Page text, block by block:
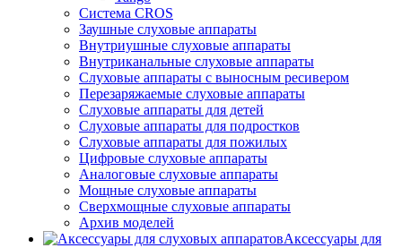
Система CROS
Заушные слуховые аппараты
Внутриушные слуховые аппараты
Внутриканальные слуховые аппараты
Слуховые аппараты с выносным ресивером
Перезаряжаемые слуховые аппараты
Слуховые аппараты для детей
Слуховые аппараты для подростков
Слуховые аппараты для пожилых
Цифровые слуховые аппараты
Аналоговые слуховые аппараты
Мощные слуховые аппараты
Сверхмощные слуховые аппараты
Архив моделей
Аксессуары для